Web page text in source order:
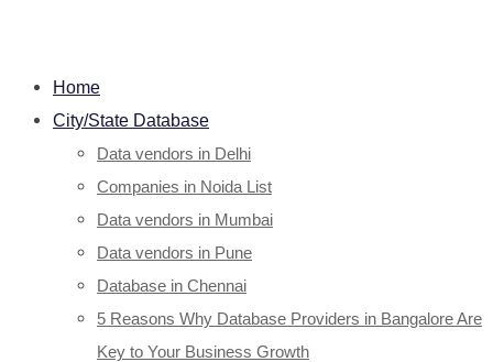
Home
City/State Database
Data vendors in Delhi
Companies in Noida List
Data vendors in Mumbai
Data vendors in Pune
Database in Chennai
5 Reasons Why Database Providers in Bangalore Are
Key to Your Business Growth